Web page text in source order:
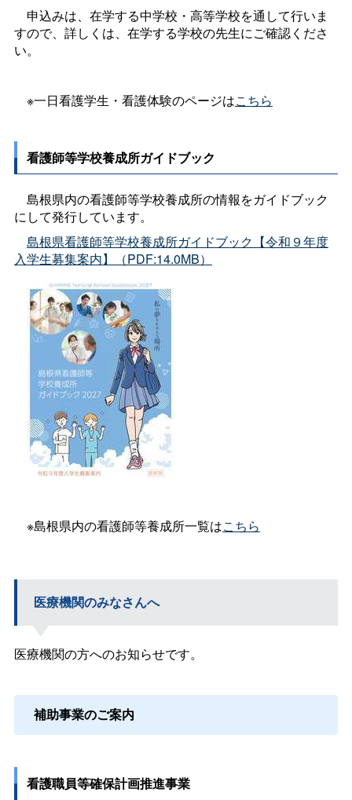
申込みは、在学する中学校・高等学校を通して行いま
すので、詳しくは、在学する学校の先生にご確認くださ
い。
※一日看護学生・看護体験のページはこちら
看護師等学校養成所ガイドブック
島根県内の看護師等学校養成所の情報をガイドブック
にして発行しています。
島根県看護師等学校養成所ガイドブック【令和９年度
入学生募集案内】（PDF:14.0MB）
※島根県内の看護師等養成所一覧はこちら
医療機関のみなさんへ
医療機関の方へのお知らせです。
補助事業のご案内
看護職員等確保計画推進事業